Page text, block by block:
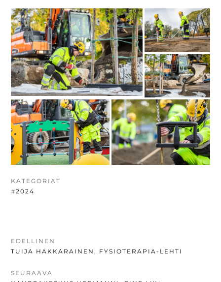
KATEGORIAT
#2024
ARTIKKELIEN
SELAUS
EDELLINEN
EDELLINEN
TUIJA HAKKARAINEN, FYSIOTERAPIA-LEHTI
SEURAAVA